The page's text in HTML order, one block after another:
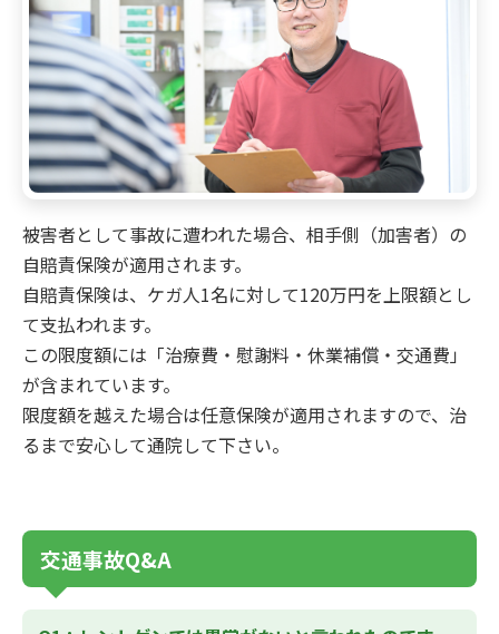
被害者として事故に遭われた場合、相手側（加害者）の
自賠責保険が適用されます。
自賠責保険は、ケガ人1名に対して120万円を上限額とし
て支払われます。
この限度額には「治療費・慰謝料・休業補償・交通費」
が含まれています。
限度額を越えた場合は任意保険が適用されますので、治
るまで安心して通院して下さい。
交通事故Q&A